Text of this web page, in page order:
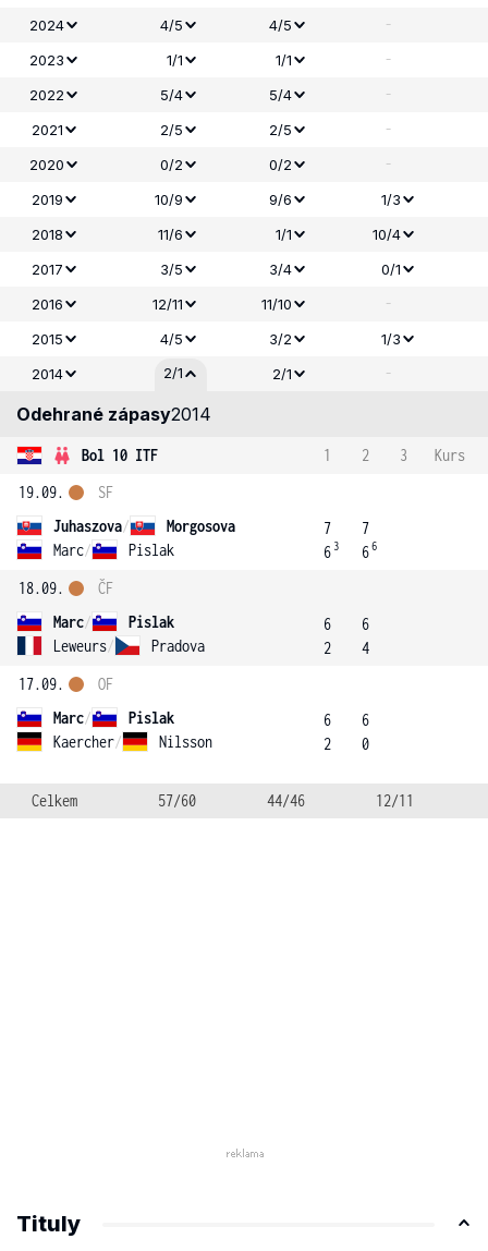
2024 4/5 4/5 -
2023 1/1 1/1 -
2022 5/4 5/4 -
2021 2/5 2/5 -
2020 0/2 0/2 -
2019 10/9 9/6
1/3
2018
11/6 1/1
10/4
2017
3/5 3/4
0/1
2016
12/11 11/10 -
2015 4/5 3/2
1/3
2014
2/1 2/1 -
Odehrané zápasy2014
Bol 10 ITF 1 2 3
Kurs
19.09.
Juhaszova/
Morgosova
Marc/ Pislak
SF
7
6 3
7
66
18.09.
Marc/
Pislak
Leweurs/ Pradova
ČF
6
2
6
4
17.09.
Marc/
Pislak
Kaercher/ Nilsson
OF
6
2
6
0
Celkem 57/60 44/46 12/11
Tituly